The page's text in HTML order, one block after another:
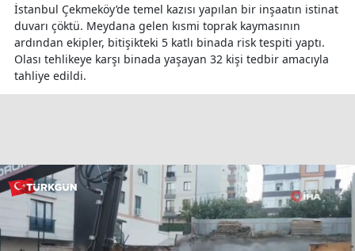
İstanbul Çekmeköy’de temel kazısı yapılan bir inşaatın istinat
duvarı çöktü. Meydana gelen kısmi toprak kaymasının
ardından ekipler, bitişikteki 5 katlı binada risk tespiti yaptı.
Olası tehlikeye karşı binada yaşayan 32 kişi tedbir amacıyla
tahliye edildi.